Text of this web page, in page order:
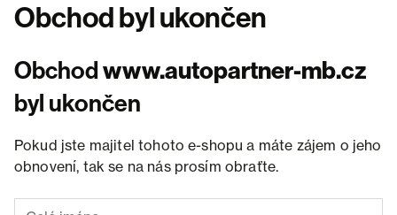
Obchod byl ukončen
Obchodwww.autopartner-mb.cz
byl ukončen
Pokud jste majitel tohoto e-shopu a máte zájem o jeho
obnovení, tak se na nás prosím obraťte.